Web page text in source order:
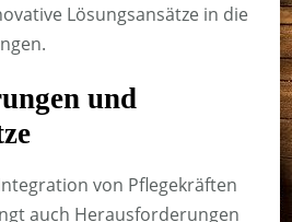
Lösungsansätze in die
und
von Pflegekräften
auch Herausforderungen